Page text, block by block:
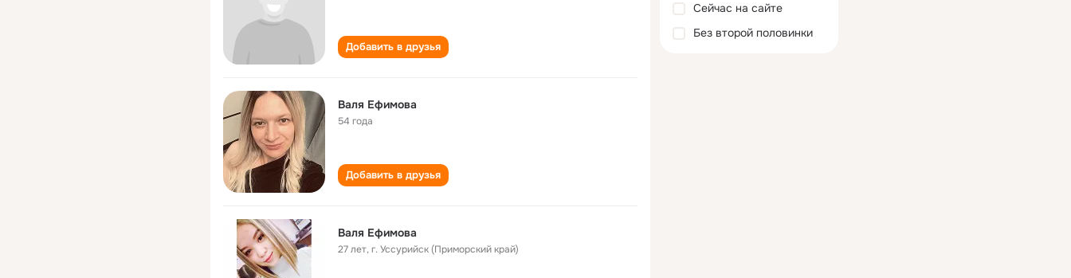
Добавить в друзья
Валя Ефимова
54 года
Добавить в друзья
Валя Ефимова
27 лет,г. Уссурийск (Приморский край)
Сейчас на сайте
Без второй половинки